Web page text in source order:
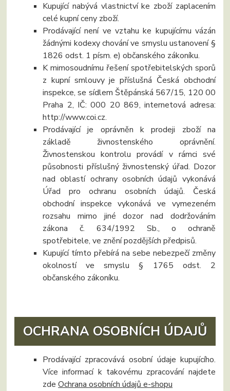
Kupující nabývá vlastnictví ke zboží zaplacením
celé kupní ceny zboží.
Prodávající není ve vztahu ke kupujícímu vázán
žádnými kodexy chování ve smyslu ustanovení §
1826 odst. 1 písm. e) občanského zákoníku.
K mimosoudnímu řešení spotřebitelských sporů
z kupní smlouvy je příslušná Česká obchodní
inspekce, se sídlem Štěpánská 567/15, 120 00
Praha 2, IČ: 000 20 869, internetová adresa:
http://www.coi.cz.
Prodávající je oprávněn k prodeji zboží na
základě živnostenského oprávnění.
Živnostenskou kontrolu provádí v rámci své
působnosti příslušný živnostenský úřad. Dozor
nad oblastí ochrany osobních údajů vykonává
Úřad pro ochranu osobních údajů. Česká
obchodní inspekce vykonává ve vymezeném
rozsahu mimo jiné dozor nad dodržováním
zákona č. 634/1992 Sb., o ochraně
spotřebitele, ve znění pozdějších předpisů.
Kupující tímto přebírá na sebe nebezpečí změny
okolností ve smyslu § 1765 odst. 2
občanského zákoníku.
OCHRANA OSOBNÍCH ÚDAJŮ
Prodávající zpracovává osobní údaje kupujícího.
Více informací k takovému zpracování najdete
zdeOchrana osobních údajů e-shopu